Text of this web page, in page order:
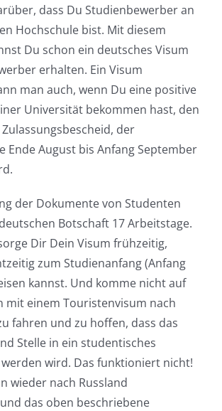
dass Du Studienbewerber an
Hochschule bist. Mit diesem
Du schon ein deutsches Visum
erhalten. Ein Visum
man auch, wenn Du eine positive
Universität bekommen hast, den
der
Ende August bis Anfang September
der Dokumente von Studenten
Botschaft 17 Arbeitstage.
Dir Dein Visum frühzeitig,
zum Studienanfang (Anfang
kannst. Und komme nicht auf
mit einem Touristenvisum nach
fahren und zu hoffen, dass das
Stelle in ein studentisches
wird. Das funktioniert nicht!
wieder nach Russland
das oben beschriebene